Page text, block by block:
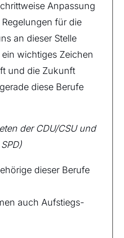
Anpassung
für die
an dieser Stelle
wichtiges Zeichen
und die Zukunft
diese Berufe
der CDU/CSU und
dieser Berufe
auch Aufstiegs-